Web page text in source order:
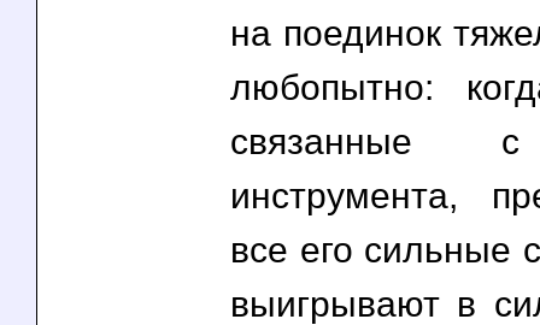
на поединок
любопытно:
связанные
инструмента,
все его сильные
выигрывают в